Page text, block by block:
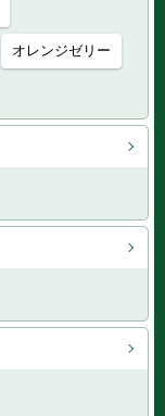
オレンジゼリー